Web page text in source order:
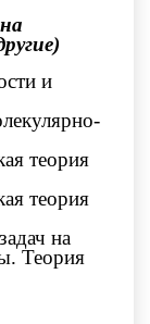
и
теория
теория
на
Теория